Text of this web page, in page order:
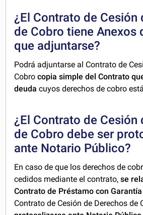
¿El Contrato de Cesión
de Cobro tiene Anexos
que adjuntarse?
Podrá adjuntarse al Contrato de
Cobrocopia simple del Contrato
deudacuyos derechos de cobro
¿El Contrato de Cesión
de Cobro debe ser
ante Notario Público?
En caso de que los derechos de
cedidos mediante el contrato,se
Contrato de Préstamo con
Contrato de Cesión de Derechos de